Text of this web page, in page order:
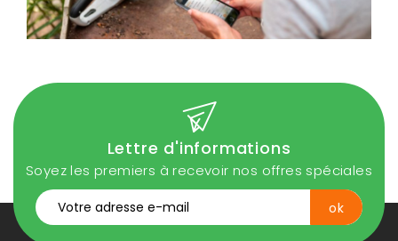
Lettre d'informations
Soyez les premiers à recevoir nos offres spéciales